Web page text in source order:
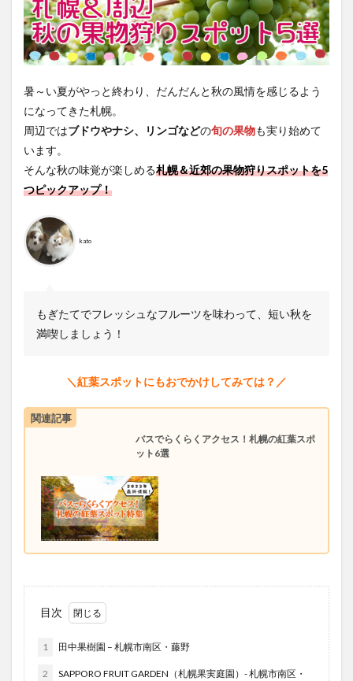
暑～い夏がやっと終わり、だんだんと秋の風情を感じるよう
になってきた札幌。
周辺ではブドウやナシ、リンゴなどの旬の果物も実り始めて
います。
そんな秋の味覚が楽しめる札幌＆近郊の果物狩りスポットを5
つピックアップ！
kato
もぎたてでフレッシュなフルーツを味わって、短い秋を
満喫しましょう！
＼紅葉スポットにもおでかけしてみては？／
関連記事
バスでらくらくアクセス！札幌の紅葉スポ
ット6選
目次
1 田中果樹園 – 札幌市南区・藤野
2
SAPPORO FRUIT GARDEN（札幌果実庭園）- 札幌市南区・